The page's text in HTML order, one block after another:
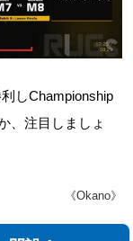
しChampionship
、注目しましょ
《Okano》